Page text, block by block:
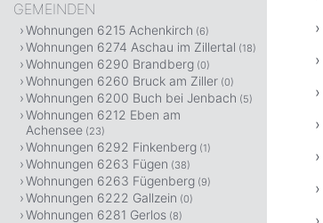
GEMEINDEN
Wohnungen 6215 Achenkirch (6)
Wohnungen 6274 Aschau im Zillertal (18)
Wohnungen 6290 Brandberg (0)
Wohnungen 6260 Bruck am Ziller (0)
Wohnungen 6200 Buch bei Jenbach (5)
Wohnungen 6212 Eben am
Achensee (23)
Wohnungen 6292 Finkenberg (1)
Wohnungen 6263 Fügen (38)
Wohnungen 6263 Fügenberg (9)
Wohnungen 6222 Gallzein (0)
Wohnungen 6281 Gerlos (8)